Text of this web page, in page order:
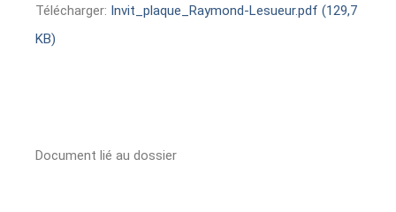
Télécharger: Invit_plaque_Raymond-Lesueur.pdf (129,7
KB)
Document lié au dossier